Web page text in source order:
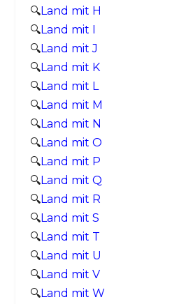
🔍Land mit H
🔍Land mit I
🔍Land mit J
🔍Land mit K
🔍Land mit L
🔍Land mit M
🔍Land mit N
🔍Land mit O
🔍Land mit P
🔍Land mit Q
🔍Land mit R
🔍Land mit S
🔍Land mit T
🔍Land mit U
🔍Land mit V
🔍Land mit W